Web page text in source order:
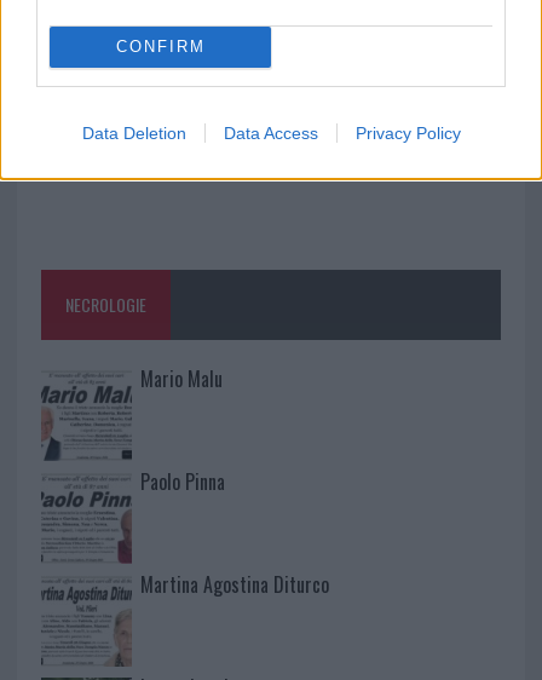
CONFIRM
Data Deletion Data Access Privacy Policy
NECROLOGIE
Mario Malu
Paolo Pinna
Martina Agostina Diturco